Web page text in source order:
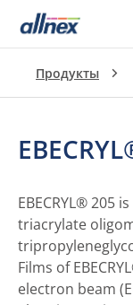
Продукты
EBECRYL® 205
triacrylate
Films of
electron beam